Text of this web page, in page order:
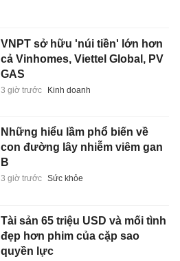
VNPT sở hữu 'núi tiền' lớn hơn
cả Vinhomes, Viettel Global, PV
GAS
3 giờ trước Kinh doanh
Những hiểu lầm phổ biến về
con đường lây nhiễm viêm gan
B
3 giờ trước Sức khỏe
Tài sản 65 triệu USD và mối tình
đẹp hơn phim của cặp sao
quyền lực